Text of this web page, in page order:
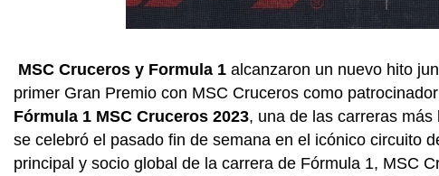
MSC Cruceros y Formula 1 alcanzaron un nuevo hito
primer Gran Premio con MSC Cruceros como
Fórmula 1 MSC Cruceros 2023, una de las carreras
se celebró el pasado fin de semana en el icónico circuito
principal y socio global de la carrera de Fórmula 1, MSC